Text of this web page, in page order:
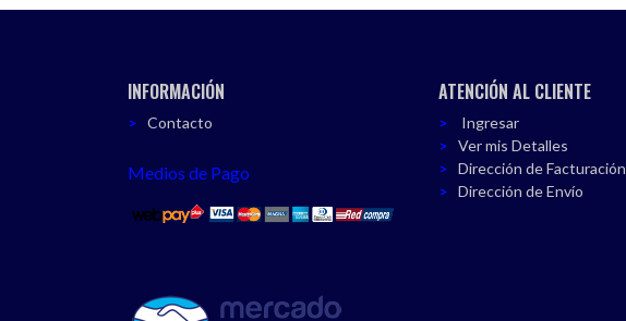
INFORMACIÓN
Contacto
Medios de Pago
ATENCIÓN AL CLIENTE
Ingresar
Ver mis Detalles
Dirección de Facturación
Dirección de Envío